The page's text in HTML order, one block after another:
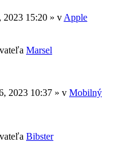
2023 15:20 » v Apple
Marsel
2023 10:37 » v Mobilný
Bibster